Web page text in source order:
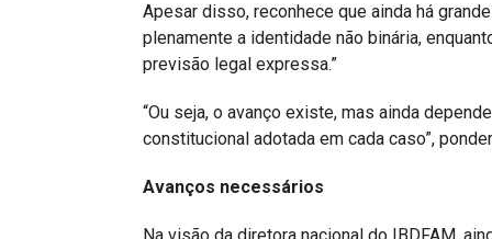
Apesar disso, reconhece que ainda há
plenamente a identidade não binária,
previsão legal expressa.”
“Ou seja, o avanço existe, mas ainda
constitucional adotada em cada caso”,
Avanços necessários